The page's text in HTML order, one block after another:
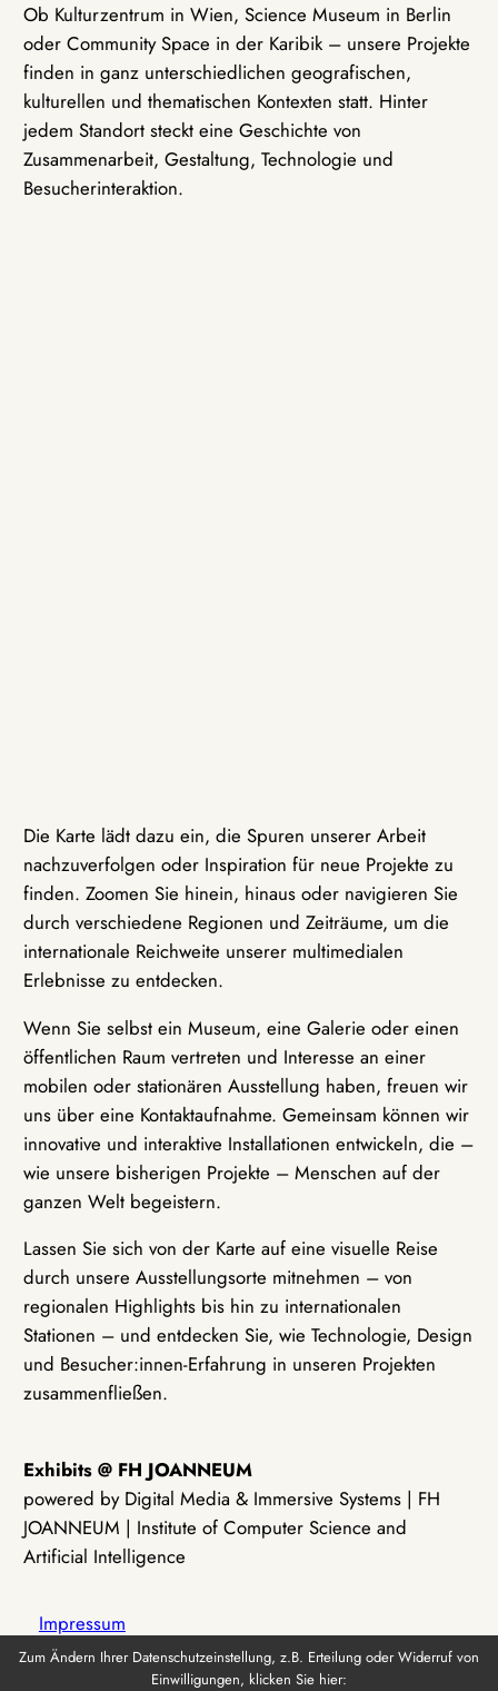
Ob Kulturzentrum in Wien, Science Museum in Berlin
oder Community Space in der Karibik – unsere Projekte
finden in ganz unterschiedlichen geografischen,
kulturellen und thematischen Kontexten statt. Hinter
jedem Standort steckt eine Geschichte von
Zusammenarbeit, Gestaltung, Technologie und
Besucherinteraktion.
Die Karte lädt dazu ein, die Spuren unserer Arbeit
nachzuverfolgen oder Inspiration für neue Projekte zu
finden. Zoomen Sie hinein, hinaus oder navigieren Sie
durch verschiedene Regionen und Zeiträume, um die
internationale Reichweite unserer multimedialen
Erlebnisse zu entdecken.
Wenn Sie selbst ein Museum, eine Galerie oder einen
öffentlichen Raum vertreten und Interesse an einer
mobilen oder stationären Ausstellung haben, freuen wir
uns über eine Kontaktaufnahme. Gemeinsam können wir
innovative und interaktive Installationen entwickeln, die –
wie unsere bisherigen Projekte – Menschen auf der
ganzen Welt begeistern.
Lassen Sie sich von der Karte auf eine visuelle Reise
durch unsere Ausstellungsorte mitnehmen – von
regionalen Highlights bis hin zu internationalen
Stationen – und entdecken Sie, wie Technologie, Design
und Besucher:innen-Erfahrung in unseren Projekten
zusammenfließen.
Exhibits @ FH JOANNEUM
powered by Digital Media & Immersive Systems | FH
JOANNEUM | Institute of Computer Science and
Artificial Intelligence
Impressum
Zum Ändern Ihrer Datenschutzeinstellung, z.B. Erteilung oder Widerruf von
Einwilligungen, klicken Sie hier: